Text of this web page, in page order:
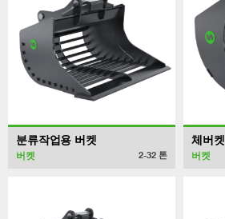
분류작업용 버켓
버켓 2-32 톤
체버켓
버켓